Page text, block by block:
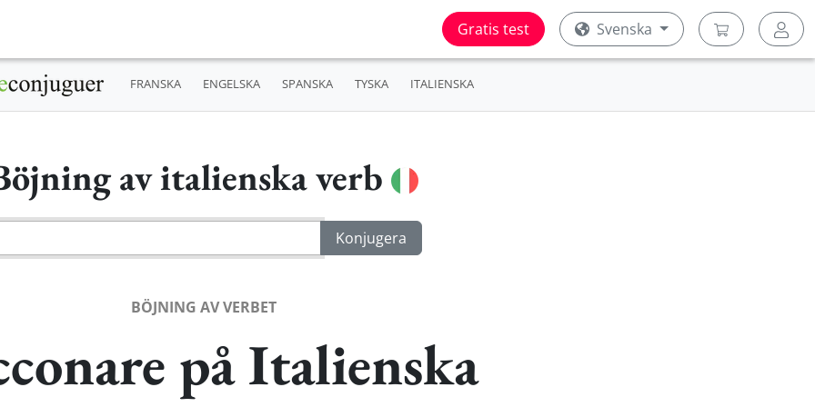
Gratis test Svenska
FRANSKA ENGELSKA SPANSKA TYSKA ITALIENSKA
av italienska verb
BÖJNING AV VERBET
på Italienska